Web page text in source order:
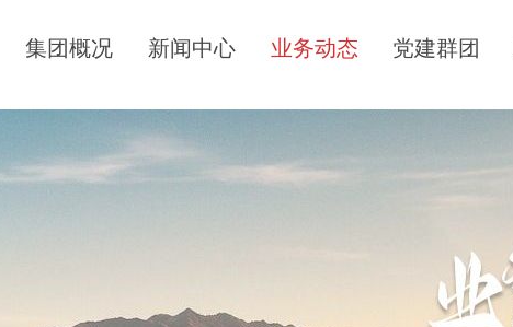
集团概况 新闻中心 业务动态 党建群团